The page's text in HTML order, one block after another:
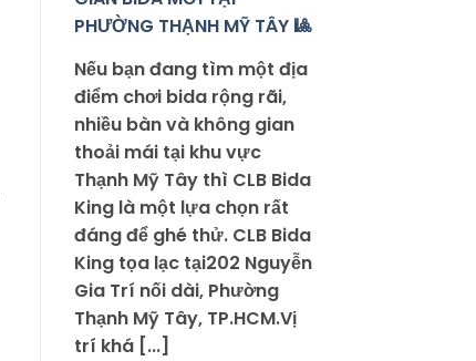
PHƯỜNG THẠNH MỸ TÂY 🎱
Nếu bạn đang tìm một địa
điểm chơi bida rộng rãi,
nhiều bàn và không gian
thoải mái tại khu vực
Thạnh Mỹ Tây thì CLB Bida
King là một lựa chọn rất
đáng để ghé thử. CLB Bida
King tọa lạc tại202 Nguyễn
Gia Trí nối dài, Phường
Thạnh Mỹ Tây, TP.HCM.Vị
trí khá [...]